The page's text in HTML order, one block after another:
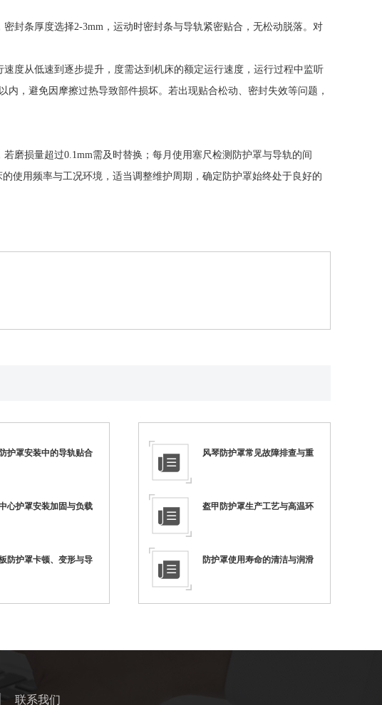
封条厚度选择2-3mm，运动时密封条与导轨紧密贴合，无松动脱落。对
度从低速到逐步提升，度需达到机床的额定运行速度，运行过程中监听
，避免因摩擦过热导致部件损坏。若出现贴合松动、密封失效等问题，
磨损量超过0.1mm需及时替换；每月使用塞尺检测防护罩与导轨的间
使用频率与工况环境，适当调整维护周期，确定防护罩始终处于良好的
护罩安装中的导轨贴合
心护罩安装加固与负载
防护罩卡顿、变形与导
风琴防护罩常见故障排查与重
盔甲防护罩生产工艺与高温环
防护罩使用寿命的清洁与润滑
联系我们